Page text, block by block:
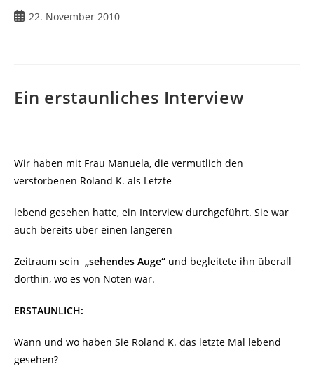
Beitrag
22. November 2010
Ein erstaunliches Interview
Wir haben mit Frau Manuela, die vermutlich den
verstorbenen Roland K. als Letzte
lebend gesehen hatte, ein Interview durchgeführt. Sie war
auch bereits über einen längeren
Zeitraum sein „sehendes Auge“ und begleitete ihn überall
dorthin, wo es von Nöten war.
ERSTAUNLICH:
Wann und wo haben Sie Roland K. das letzte Mal lebend
gesehen?